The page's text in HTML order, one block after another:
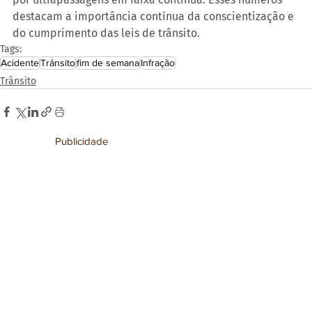
destacam a importância contínua da conscientização e
do cumprimento das leis de trânsito.
Tags:
AcidenteTrânsitofim de semanaInfração
Trânsito
Publicidade